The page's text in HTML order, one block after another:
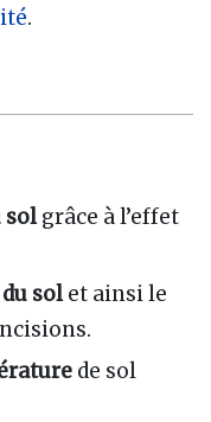
.
solgrâce à l’effet
solet ainsi le
de sol